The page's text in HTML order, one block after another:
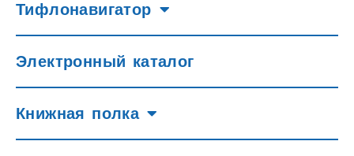
Тифлонавигатор
Электронный каталог
Книжная полка